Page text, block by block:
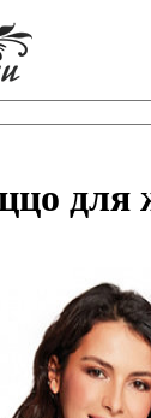
для